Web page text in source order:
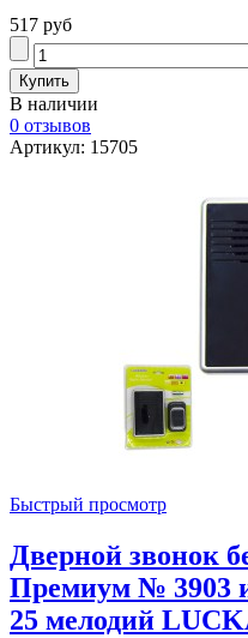
517 руб
В наличии
0 отзывов
Артикул: 15705
Быстрый просмотр
Дверной звонок
Премиум № 3903
25 мелодий